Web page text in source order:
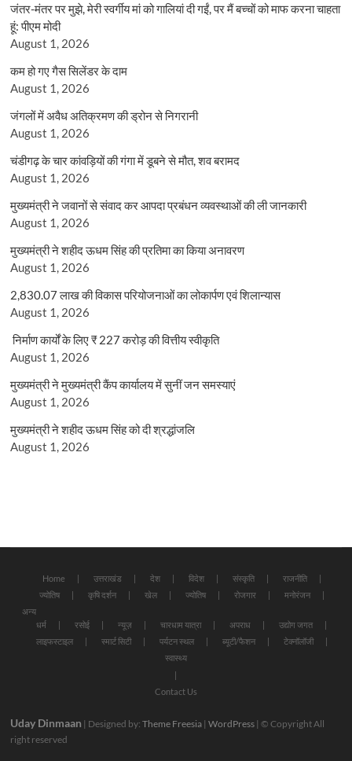
जंतर-मंतर पर मुझे, मेरी स्वर्गीय मां को गालियां दी गईं, पर मैं बच्चों को माफ करना चाहता
हूं: पीएम मोदी
August 1, 2026
कम हो गए गैस सिलेंडर के दाम
August 1, 2026
जंगलों में अवैध अतिक्रमण की ड्रोन से निगरानी
August 1, 2026
चंडीगढ़ के चार कांवड़ियों की गंगा में डूबने से मौत, शव बरामद
August 1, 2026
मुख्यमंत्री ने जवानों से संवाद कर आपदा प्रबंधन व्यवस्थाओं की ली जानकारी
August 1, 2026
मुख्यमंत्री ने शहीद ऊधम सिंह की प्रतिमा का किया अनावरण
August 1, 2026
2,830.07 लाख की विकास परियोजनाओं का लोकार्पण एवं शिलान्यास
August 1, 2026
निर्माण कार्यों के लिए ₹ 227 करोड़ की वित्तीय स्वीकृति
August 1, 2026
मुख्यमंत्री ने मुख्यमंत्री कैंप कार्यालय में सुनीं जन समस्याएं
August 1, 2026
मुख्यमंत्री ने शहीद ऊधम सिंह को दी श्रद्धांजलि
August 1, 2026
Home उत्तराखंड देश विदेश संस्कृति
राजनीति
ज्योतिष
कृषि दर्शन खेल ज्योतिष रोजगार
मनोरंजन
अन्य
धर्म
रसोई न्यूज़ चारधाम यात्रा अपराध
उद्योग जगत
लाइफस्टाइल
स्मार्ट सिटी पर्यटन स्थल ब्यूटी/फैशन
टेक्नॉलॉजी
स्वास्थ्य
Contact Us
Uday Dinmaan | Designed by:Theme Freesia |WordPress | © Copyright All
right reserved